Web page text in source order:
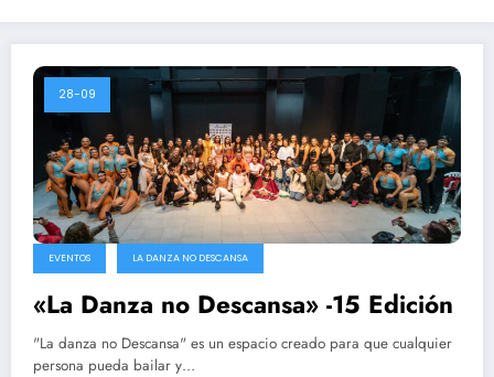
28-09
EVENTOS LA DANZA NO DESCANSA
«La Danza no Descansa» -15 Edición
"La danza no Descansa" es un espacio creado para que cualquier
persona pueda bailar y…